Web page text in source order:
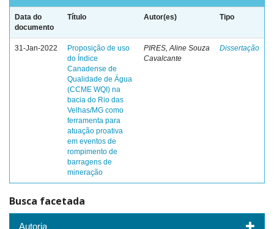
Data do
documento
Título Autor(es) Tipo
31-Jan-2022
Proposição de uso
do Índice
Canadense de
Qualidade de Água
(CCME WQI) na
bacia do Rio das
Velhas/MG como
ferramenta para
atuação proativa
em eventos de
rompimento de
barragens de
mineração
PIRES, Aline Souza
Cavalcante
Dissertação
Busca facetada
Autoria